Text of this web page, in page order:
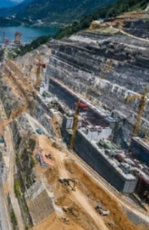
su yolu ticaret
adım, küresel
sürelerini